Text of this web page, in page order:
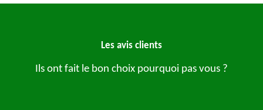
Les avis clients
Ils ont fait le bon choix pourquoi pas vous ?